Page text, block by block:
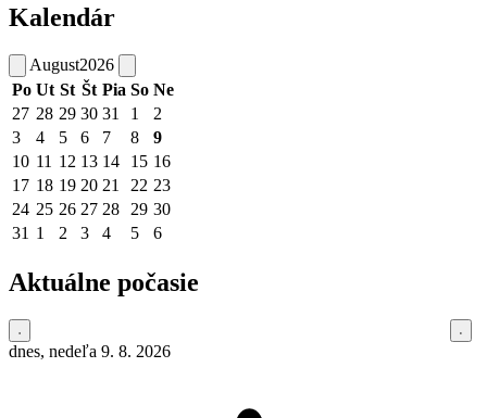
Kalendár
August2026
Po Ut St Št Pia So Ne
27 28 29 30 31 1
2
3
4 5 6 7 8
9
10 11 12 13 14 15 16
17 18 19 20 21 22 23
24 25 26 27 28 29 30
31 1 2 3 4 5 6
Aktuálne počasie
dnes, nedeľa 9. 8. 2026